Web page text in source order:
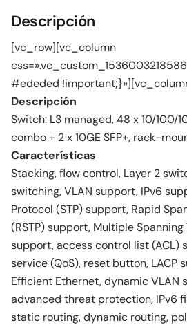
Descripción
[vc_row][vc_column
#ededed
Descripción
Switch: L3 managed, 48 x 10/100/
combo + 2 x 10GE SFP+, rack-
Características
Stacking, flow control, Layer 2
switching, VLAN support, IPv6
Protocol (STP) support, Rapid
(RSTP) support, Multiple Spanning
support, access control list (ACL)
service (QoS), reset button, LACP
Efficient Ethernet, dynamic VLAN
advanced threat protection, IPv6
static routing, dynamic routing,